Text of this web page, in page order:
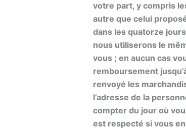
votre part, y compris
autre que celui
dans les quatorze
nous utiliserons le
vous ; en aucun cas
remboursement
renvoyé les
l’adresse de la
compter du jour où
est respecté si vous